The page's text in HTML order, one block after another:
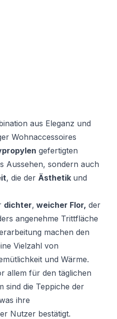
aus Eleganz und
Wohnaccessoires
gefertigten
Aussehen, sondern auch
, die der Ästhetik und
dichter, weicher Flor, der
angenehme Trittfläche
machen den
Vielzahl von
und Wärme.
allem für den täglichen
sind die Teppiche der
ihre
Nutzer bestätigt.